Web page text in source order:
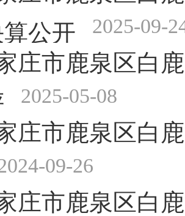
算公开 2025-09-
庄市鹿泉区白
2025-05-08
庄市鹿泉区白
09-26
庄市鹿泉区白